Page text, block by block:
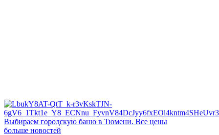
Выбираем городскую баню в Тюмени. Все цены
больше новостей